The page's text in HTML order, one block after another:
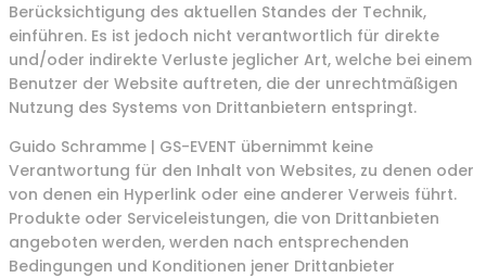
Berücksichtigung des aktuellen Standes der Technik,
einführen. Es ist jedoch nicht verantwortlich für direkte
und/oder indirekte Verluste jeglicher Art, welche bei einem
Benutzer der Website auftreten, die der unrechtmäßigen
Nutzung des Systems von Drittanbietern entspringt.
Guido Schramme | GS-EVENT übernimmt keine
Verantwortung für den Inhalt von Websites, zu denen oder
von denen ein Hyperlink oder eine anderer Verweis führt.
Produkte oder Serviceleistungen, die von Drittanbieten
angeboten werden, werden nach entsprechenden
Bedingungen und Konditionen jener Drittanbieter